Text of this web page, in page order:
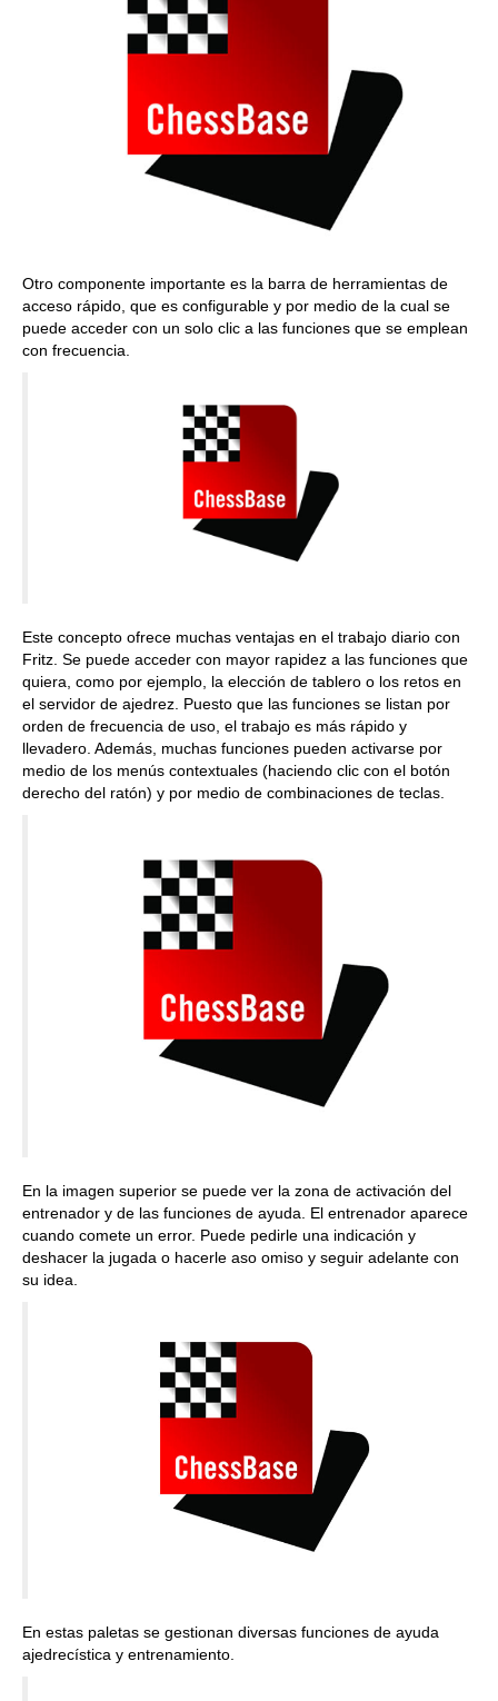
Otro componente importante es la barra de herramientas de
acceso rápido, que es configurable y por medio de la cual se
puede acceder con un solo clic a las funciones que se emplean
con frecuencia.
Este concepto ofrece muchas ventajas en el trabajo diario con
Fritz. Se puede acceder con mayor rapidez a las funciones que
quiera, como por ejemplo, la elección de tablero o los retos en
el servidor de ajedrez. Puesto que las funciones se listan por
orden de frecuencia de uso, el trabajo es más rápido y
llevadero. Además, muchas funciones pueden activarse por
medio de los menús contextuales (haciendo clic con el botón
derecho del ratón) y por medio de combinaciones de teclas.
En la imagen superior se puede ver la zona de activación del
entrenador y de las funciones de ayuda. El entrenador aparece
cuando comete un error. Puede pedirle una indicación y
deshacer la jugada o hacerle aso omiso y seguir adelante con
su idea.
En estas paletas se gestionan diversas funciones de ayuda
ajedrecística y entrenamiento.